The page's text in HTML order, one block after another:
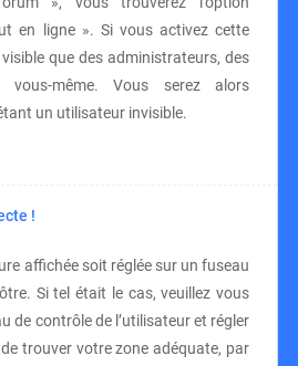
en ligne ». Si vous activez cette
que des administrateurs, des
même. Vous serez alors
un utilisateur invisible.
!
affichée soit réglée sur un fuseau
Si tel était le cas, veuillez vous
de contrôle de l’utilisateur et régler
trouver votre zone adéquate, par